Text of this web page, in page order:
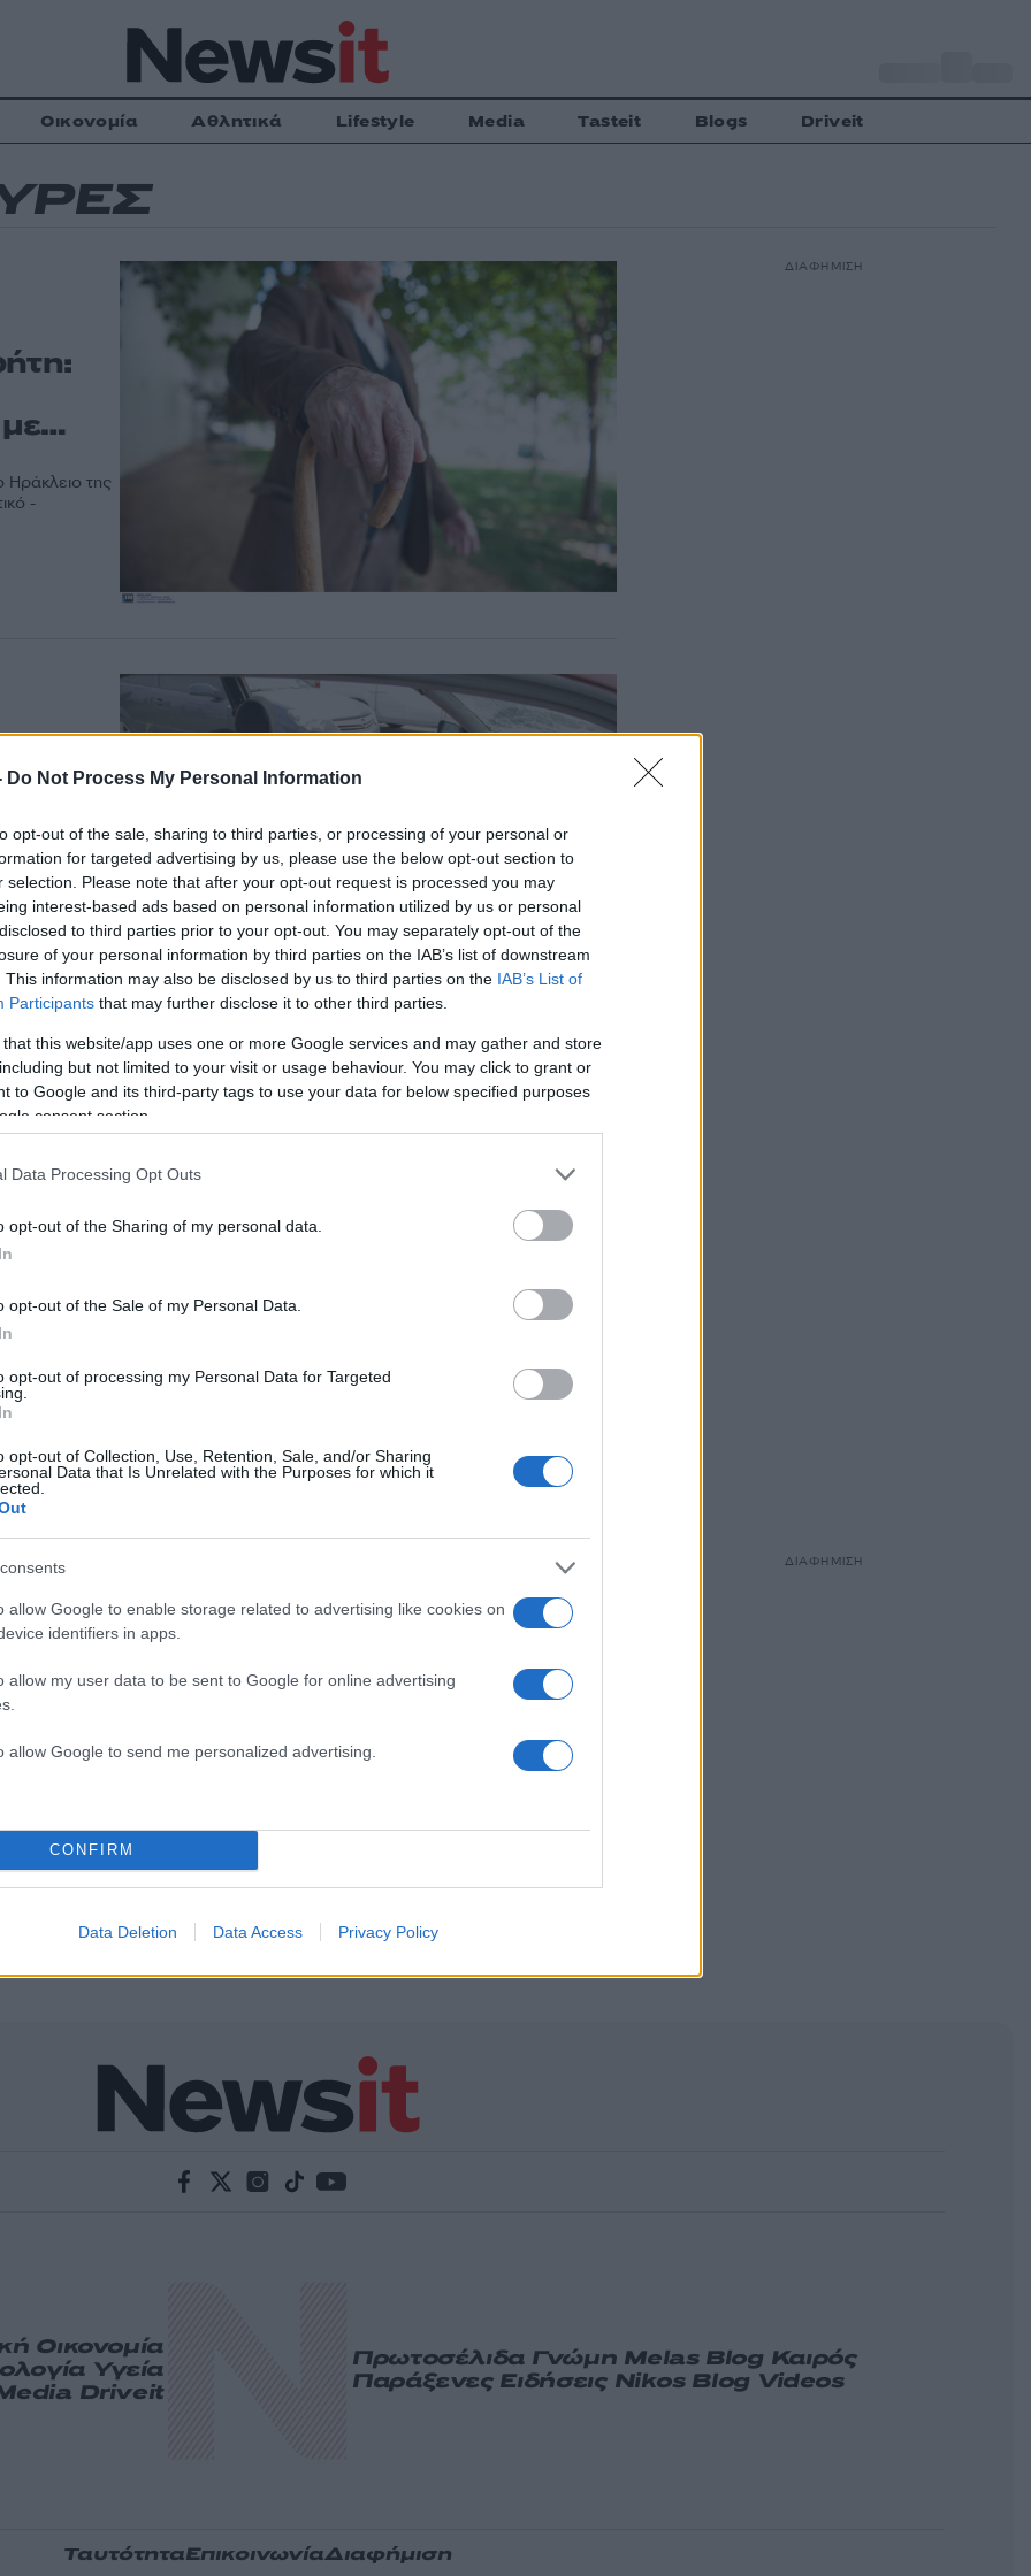
Do Not Process My Personal Information
opt-out of the sale, sharing to third parties, or processing of your personal or
for targeted advertising by us, please use the below opt-out section to
selection. Please note that after your opt-out request is processed you may
interest-based ads based on personal information utilized by us or personal
to third parties prior to your opt-out. You may separately opt-out of the
of your personal information by third parties on the IAB’s list of downstream
This information may also be disclosed by us to third parties on the IAB’s List of
Participants that may further disclose it to other third parties.
that this website/app uses one or more Google services and may gather and store
but not limited to your visit or usage behaviour. You may click to grant or
to Google and its third-party tags to use your data for below specified purposes
consent section.
Data Processing Opt Outs
opt-out of the Sharing of my personal data.
opt-out of the Sale of my Personal Data.
opt-out of processing my Personal Data for Targeted
opt-out of Collection, Use, Retention, Sale, and/or Sharing
Data that Is Unrelated with the Purposes for which it
allow Google to enable storage related to advertising like cookies on
identifiers in apps.
allow my user data to be sent to Google for online advertising
allow Google to send me personalized advertising.
CONFIRM
Data Deletion Data Access Privacy Policy
Οικονομία Αθλητικά Lifestyle Media Tasteit Blogs Driveit
Ηράκλειο της
-
φονικό του
που
Κώστα
από
πριν
να
κατάσταση
ΔΙΑΦΗΜΙΣΗ
ΔΙΑΦΗΜΙΣΗ
Οικονομία
Υγεία
Driveit
Πρωτοσέλιδα Γνώμη Melas Blog Καιρός
Παράξενες Ειδήσεις Nikos Blog Videos
ΤαυτότηταΕπικοινωνίαΔιαφήμιση